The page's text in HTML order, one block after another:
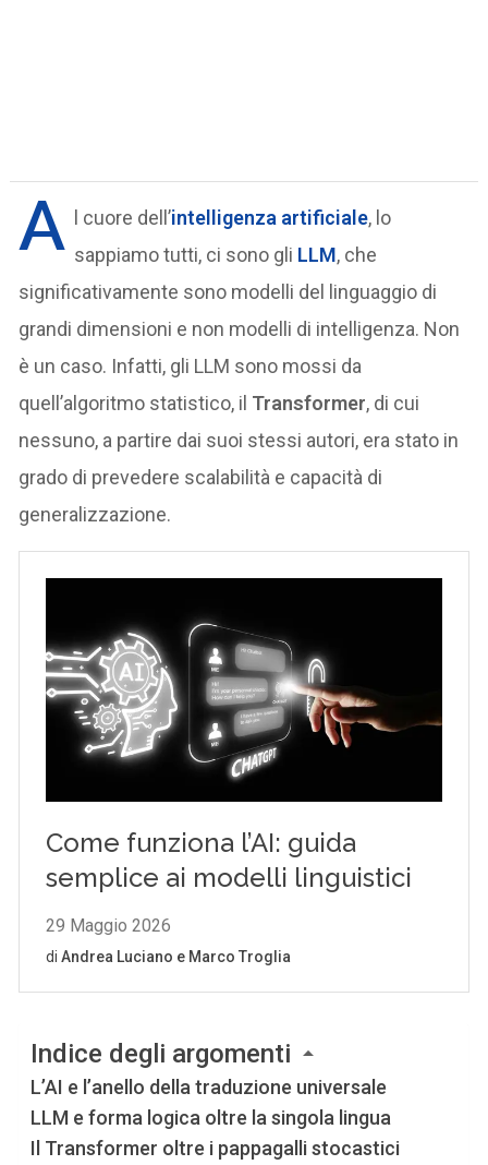
A l cuore dell’intelligenza artificiale, lo
sappiamo tutti, ci sono gli LLM, che
significativamente sono modelli del linguaggio di
grandi dimensioni e non modelli di intelligenza. Non
è un caso. Infatti, gli LLM sono mossi da
quell’algoritmo statistico, il Transformer, di cui
nessuno, a partire dai suoi stessi autori, era stato in
grado di prevedere scalabilità e capacità di
generalizzazione.
Indice degli argomenti
L’AI e l’anello della traduzione universale
LLM e forma logica oltre la singola lingua
Il Transformer oltre i pappagalli stocastici